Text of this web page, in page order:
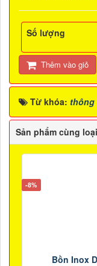
Số lượng
Thêm vào giỏ
Từ khóa: thông
Sản phẩm cùng loại
-8%
Bồn Inox